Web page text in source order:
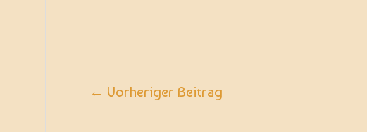
← Vorheriger Beitrag